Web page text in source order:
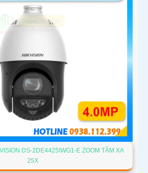
DS-2DE4425IWG1-E ZOOM TẦM XA
25X